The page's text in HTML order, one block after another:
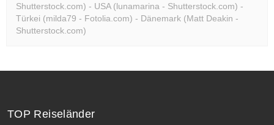
Shutterstock.com) - USA (lunamarina - Shutterstock.com) -
Türkei (milda79 - Fotolia.com) - Dänemark (Matt Deakin -
Shutterstock.com)
TOP Reiseländer